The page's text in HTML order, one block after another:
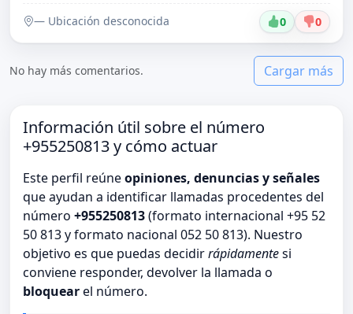
— Ubicación desconocida 0 0
No hay más comentarios. Cargar más
Información útil sobre el número
+955250813 y cómo actuar
Este perfil reúneopiniones, denuncias y señales
que ayudan a identificar llamadas procedentes del
número +955250813(formato internacional +95 52
50 813 y formato nacional 052 50 813). Nuestro
objetivo es que puedas decidirrápidamentesi
conviene responder, devolver la llamada o
bloquearel número.